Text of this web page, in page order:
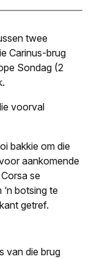
twee
Carinus-brug
Sondag (2
voorval
bakkie om die
aankomende
se
botsing te
getref.
van die brug